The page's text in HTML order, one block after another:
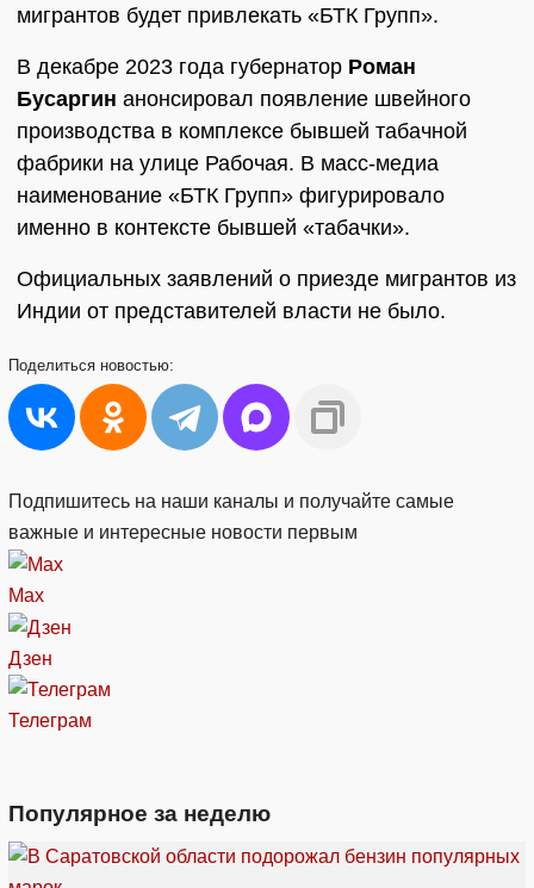
мигрантов будет привлекать «БТК Групп».
В декабре 2023 года губернатор Роман
Бусаргин анонсировал появление швейного
производства в комплексе бывшей табачной
фабрики на улице Рабочая. В масс-медиа
наименование «БТК Групп» фигурировало
именно в контексте бывшей «табачки».
Официальных заявлений о приезде мигрантов из
Индии от представителей власти не было.
Поделиться новостью:
Подпишитесь на наши каналы и получайте самые
важные и интересные новости первым
Max
Дзен
Телеграм
Популярное за неделю